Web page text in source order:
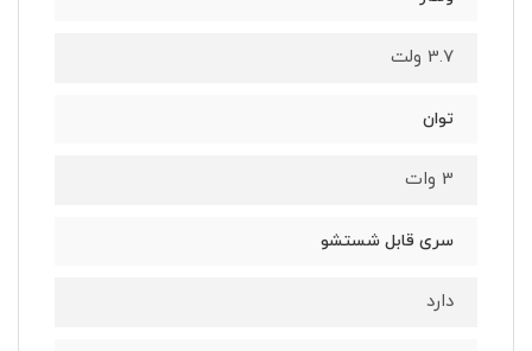
3.7 ولت
توان
3 وات
سری قابل شستشو
دارد